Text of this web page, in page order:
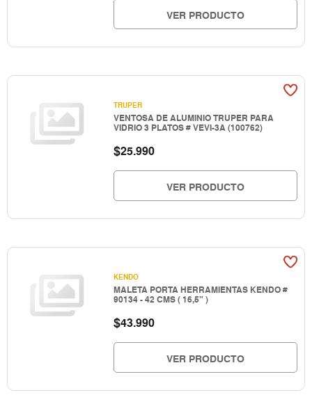
VER PRODUCTO
TRUPER
VENTOSA DE ALUMINIO TRUPER PARA
VIDRIO 3 PLATOS # VEVI-3A (100762)
$25.990
VER PRODUCTO
KENDO
MALETA PORTA HERRAMIENTAS KENDO #
90134 - 42 CMS ( 16,5" )
$43.990
VER PRODUCTO